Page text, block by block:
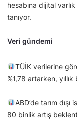
hesabına dijital
tanıyor.
Veri gündemi
TÜİK verilerine
%1,78 artarken,
ABD’de tarım
80 binlik artış